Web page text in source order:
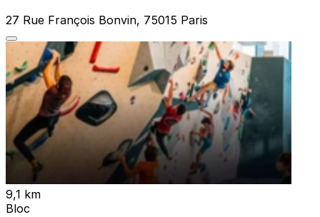
27 Rue François Bonvin, 75015 Paris
9,1 km
Bloc